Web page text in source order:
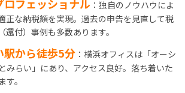
ロフェッショナル ：独自のノウハウによ
正な納税額を実現。過去の申告を見直して税
還付）事例も多数あります。
駅から徒歩5分 ：横浜オフィスは「オーシ
みらい」にあり、アクセス良好。落ち着いた
。